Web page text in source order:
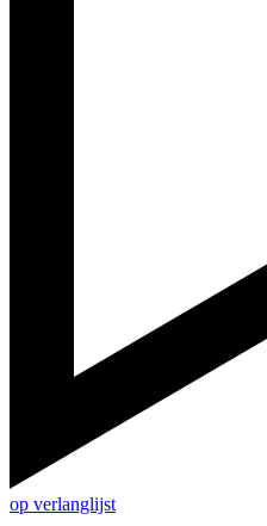
op verlanglijst